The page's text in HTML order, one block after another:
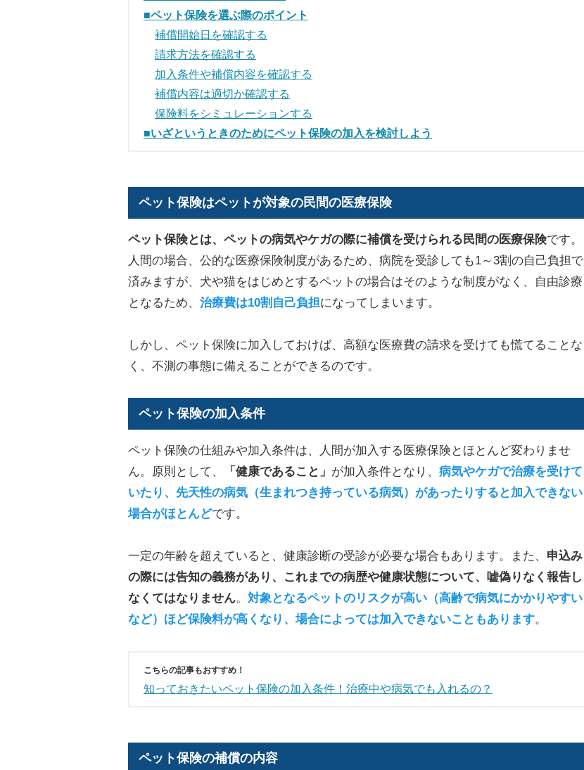
■ペット保険を選ぶ際のポイント
補償開始日を確認する
請求方法を確認する
加入条件や補償内容を確認する
補償内容は適切か確認する
保険料をシミュレーションする
■いざというときのためにペット保険の加入を検討しよう
ペット保険はペットが対象の民間の医療保険
ペット保険とは、ペットの病気やケガの際に補償を受けられる民間の医療保険です。
人間の場合、公的な医療保険制度があるため、病院を受診しても1～3割の自己負担で
済みますが、犬や猫をはじめとするペットの場合はそのような制度がなく、自由診療
となるため、 治療費は10割自己負担になってしまいます。
しかし、ペット保険に加入しておけば、高額な医療費の請求を受けても慌てることな
く、不測の事態に備えることができるのです。
ペット保険の加入条件
ペット保険の仕組みや加入条件は、人間が加入する医療保険とほとんど変わりませ
ん。原則として、
「健康であること」 が加入条件となり、 病気やケガで治療を受けて
いたり、先天性の病気（生まれつき持っている病気）があったりすると加入できない
場合がほとんどです。
一定の年齢を超えていると、健康診断の受診が必要な場合もあります。また、 申込み
の際には告知の義務があり、これまでの病歴や健康状態について、嘘偽りなく報告し
なくてはなりません。 対象となるペットのリスクが高い（高齢で病気にかかりやすい
など）ほど保険料が高くなり、場合によっては加入できないこともあります。
こちらの記事もおすすめ！
知っておきたいペット保険の加入条件！治療中や病気でも入れるの？
ペット保険の補償の内容